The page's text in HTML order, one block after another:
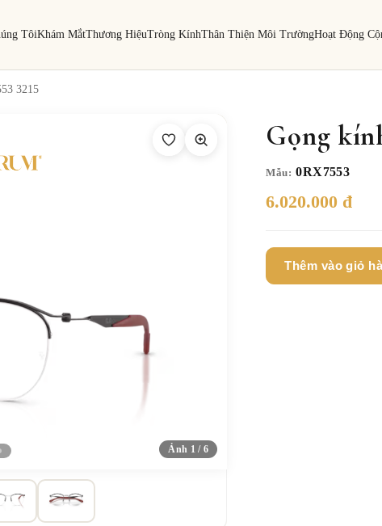
TôiKhám MắtThương HiệuTròng KínhThân Thiện Môi TrườngHoạt Động
3215
Ảnh 1 / 6
Gọng
Mẫu: 0RX7553
6.020.000 đ
Thêm vào giỏ